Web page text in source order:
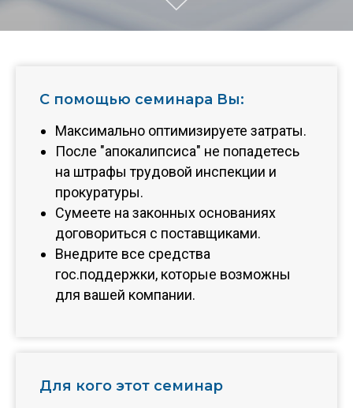
С помощью семинара Вы:
Максимально оптимизируете затраты.
После "апокалипсиса" не попадетесь
на штрафы трудовой инспекции и
прокуратуры.
Сумеете на законных основаниях
договориться с поставщиками.
Внедрите все средства
гос.поддержки, которые возможны
для вашей компании.
Для кого этот семинар